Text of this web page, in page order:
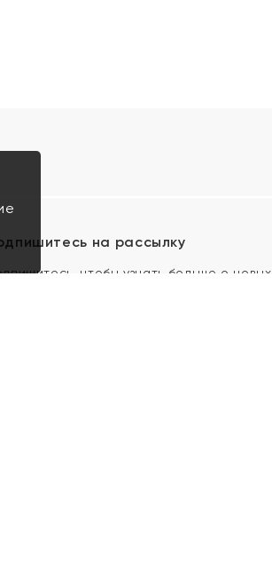
на рассылку
чтобы узнать больше о новых